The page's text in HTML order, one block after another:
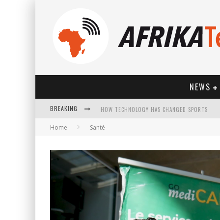
NEWS
BREAKING HOW TECHNOLOGY HAS CHANGED SPORTS
Home Santé